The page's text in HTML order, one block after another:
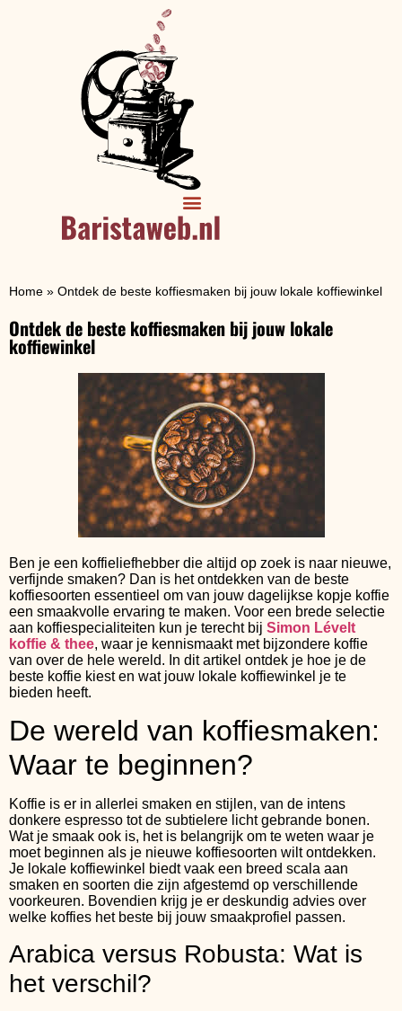
Home » Ontdek de beste koffiesmaken bij jouw lokale koffiewinkel
Ontdek de beste koffiesmaken bij jouw lokale
koffiewinkel
Ben je een koffieliefhebber die altijd op zoek is naar nieuwe,
verfijnde smaken? Dan is het ontdekken van de beste
koffiesoorten essentieel om van jouw dagelijkse kopje koffie
een smaakvolle ervaring te maken. Voor een brede selectie
aan koffiespecialiteiten kun je terecht bij Simon Lévelt
koffie & thee, waar je kennismaakt met bijzondere koffie
van over de hele wereld. In dit artikel ontdek je hoe je de
beste koffie kiest en wat jouw lokale koffiewinkel je te
bieden heeft.
De wereld van koffiesmaken:
Waar te beginnen?
Koffie is er in allerlei smaken en stijlen, van de intens
donkere espresso tot de subtielere licht gebrande bonen.
Wat je smaak ook is, het is belangrijk om te weten waar je
moet beginnen als je nieuwe koffiesoorten wilt ontdekken.
Je lokale koffiewinkel biedt vaak een breed scala aan
smaken en soorten die zijn afgestemd op verschillende
voorkeuren. Bovendien krijg je er deskundig advies over
welke koffies het beste bij jouw smaakprofiel passen.
Arabica versus Robusta: Wat is
het verschil?